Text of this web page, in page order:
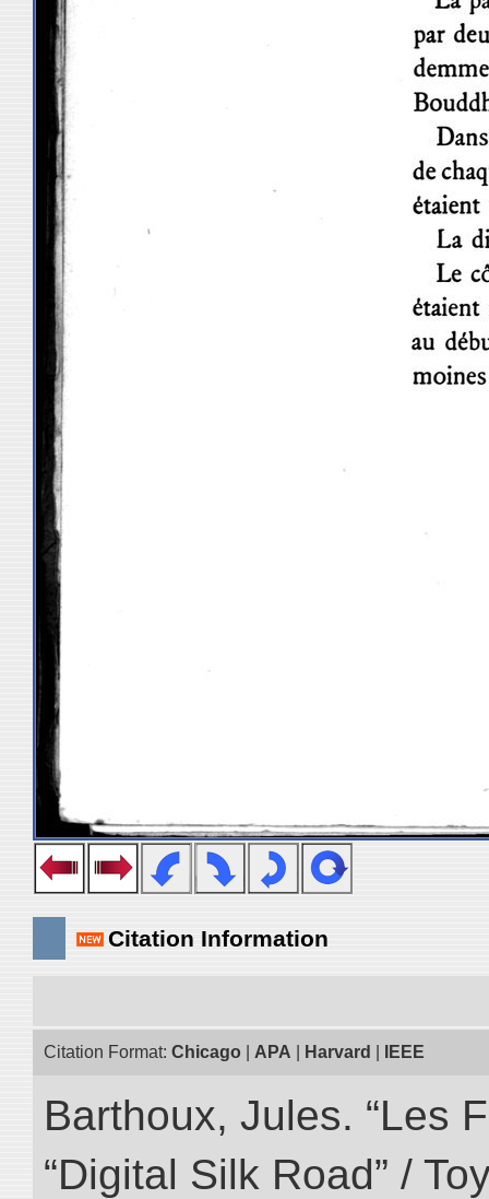
Citation Information
Citation Format: Chicago APA Harvard IEEE
Barthoux, Jules. “Les
“Digital Silk Road” /